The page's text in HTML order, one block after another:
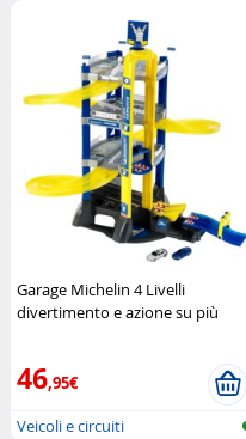
Garage Michelin 4 Livelli
divertimento e azione su più
46,95€
Veicoli e circuiti